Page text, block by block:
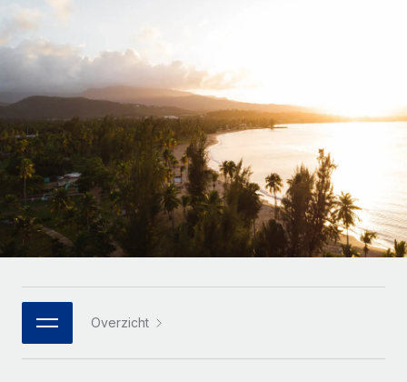
PEO
Ingewikkelde HR-taken eenvoudig uitbesteden
INFRASTRUCTUUR
Remote Embedded
HR naadloos in workflows integreren
Platform
Ingebouwde essentiële HR-functies voor je team
Integraties
GROEIFASE
Start-ups
Flexibele global HR en payroll solutions voor groeiende
bedrijven
Mid-market
Teams uitbreiden met HR solutions op maat
Enterprise
Global HR voor grote bedrijven
WERK MET ONS SAMEN
Strategische technologiepartners
internationale zzp'ers
LEREN MET REMOTE
Onderzoek en gidsen
Casestudy's
HR-woordenlijst
Checklists en templates
Webinars
Français
Deutsch
Español
Italiano
Português (Portugal)
日本語
한국어
Overzicht